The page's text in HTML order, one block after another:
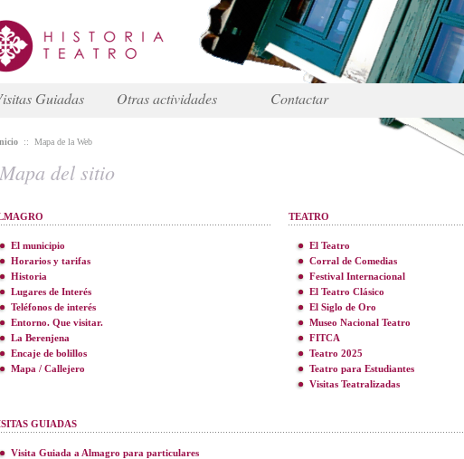
Guiadas Otras actividades Contactar
:: Mapa de la Web
Mapa del sitio
El municipio
Horarios y tarifas
Historia
Lugares de Interés
Teléfonos de interés
Entorno. Que visitar.
La Berenjena
Encaje de bolillos
Mapa / Callejero
TEATRO
El Teatro
Corral de Comedias
Festival Internacional
El Teatro Clásico
El Siglo de Oro
Museo Nacional Teatro
FITCA
Teatro 2025
Teatro para Estudiantes
Visitas Teatralizadas
GUIADAS
Visita Guiada a Almagro para particulares